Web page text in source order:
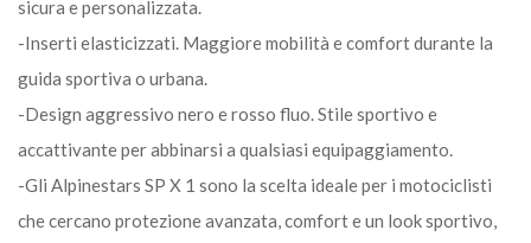
sicura e personalizzata.
-Inserti elasticizzati. Maggiore mobilità e comfort durante la
guida sportiva o urbana.
-Design aggressivo nero e rosso fluo. Stile sportivo e
accattivante per abbinarsi a qualsiasi equipaggiamento.
-Gli Alpinestars SP X 1 sono la scelta ideale per i motociclisti
che cercano protezione avanzata, comfort e un look sportivo,